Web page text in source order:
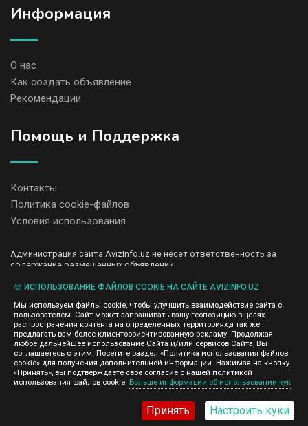
Информация
О нас
Как создать объявление
Рекомендации
Помощь и Поддержка
Контакты
Политика cookie-файлов
Условия использования
Администрация сайта AvizInfo.uz не несет ответственность за
содержание размещенных объявлений.
передаем и не продаем личную информацию зарегистрированных
правила конфиденциальности сайтов на которые ссылается
AvizInfo.uz. На некоторых страницах нашего сайта представлена
реклама Google Adsense Advertising Network. Чтобы узнать
подробней о правилах конфиденциальности Google нажмите тут
©2008-2026,AvizInfo.uz
🍪 ИСПОЛЬЗОВАНИЕ ФАЙЛОВ COOKIE НА САЙТЕ AVIZINFO.UZ
Мы используем файлы cookie, чтобы улучшить взаимодействие сайта с
пользователем. Сайт может запрашивать вашу геопозицию в целях
распространения контента на определенных территориях,а так же
предлагать вам более клиентоориентированную рекламу. Продолжая
любое дальнейшее использование Сайта и/или сервисов Сайта, Вы
соглашаетесь с этим. Посетите раздел «Политика использования файлов
cookie» для получения дополнительной информации. Нажимая на кнопку
«Принять», вы подтверждаете свое согласие с нашей политикой
использования файлов cookie. Больше информации об использовании кук
Принять Настроить куки